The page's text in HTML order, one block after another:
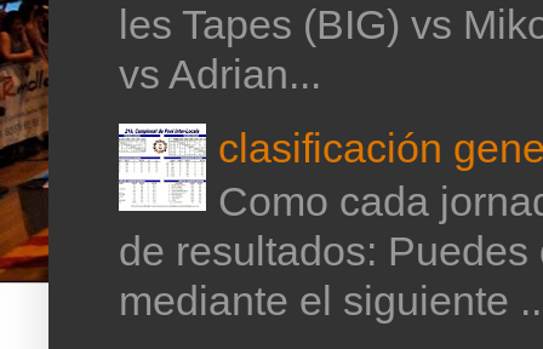
les Tapes (BIG) vs
vs Adrian...
clasificación
Como cada
de resultados:
mediante el siguiente